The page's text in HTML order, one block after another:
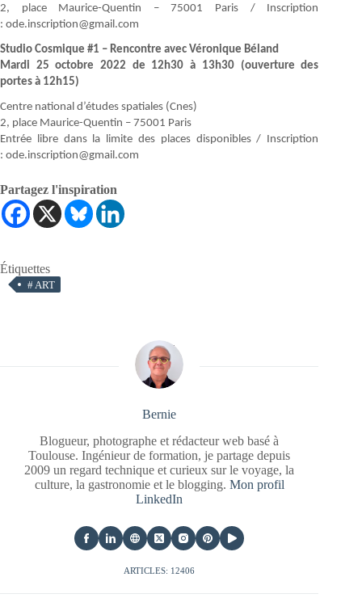
2, place Maurice-Quentin – 75001 Paris / Inscription
: ode.inscription@gmail.com
Studio Cosmique #1 – Rencontre avec Véronique Béland
Mardi 25 octobre 2022 de 12h30 à 13h30 (ouverture des
portes à 12h15)
Centre national d’études spatiales (Cnes)
2, place Maurice-Quentin – 75001 Paris
Entrée libre dans la limite des places disponibles / Inscription
: ode.inscription@gmail.com
Partagez l'inspiration
Étiquettes
#ART
Bernie
Blogueur, photographe et rédacteur web basé à
Toulouse. Ingénieur de formation, je partage depuis
2009 un regard technique et curieux sur le voyage, la
culture, la gastronomie et le blogging. Mon profil
LinkedIn
ARTICLES: 12406